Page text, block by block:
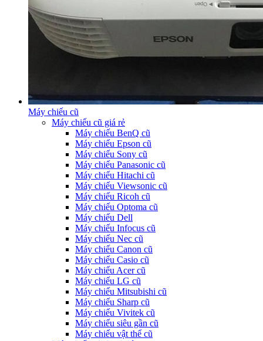
Máy chiếu cũ
Máy chiếu cũ giá rẻ
Máy chiếu BenQ cũ
Máy chiếu Epson cũ
Máy chiếu Sony cũ
Máy chiếu Panasonic cũ
Máy chiếu Hitachi cũ
Máy chiếu Viewsonic cũ
Máy chiếu Ricoh cũ
Máy chiếu Optoma cũ
Máy chiếu Dell
Máy chiếu Infocus cũ
Máy chiếu Nec cũ
Máy chiếu Canon cũ
Máy chiếu Casio cũ
Máy chiếu Acer cũ
Máy chiếu LG cũ
Máy chiếu Mitsubishi cũ
Máy chiếu Sharp cũ
Máy chiếu Vivitek cũ
Máy chiếu siêu gần cũ
Máy chiếu vật thể cũ